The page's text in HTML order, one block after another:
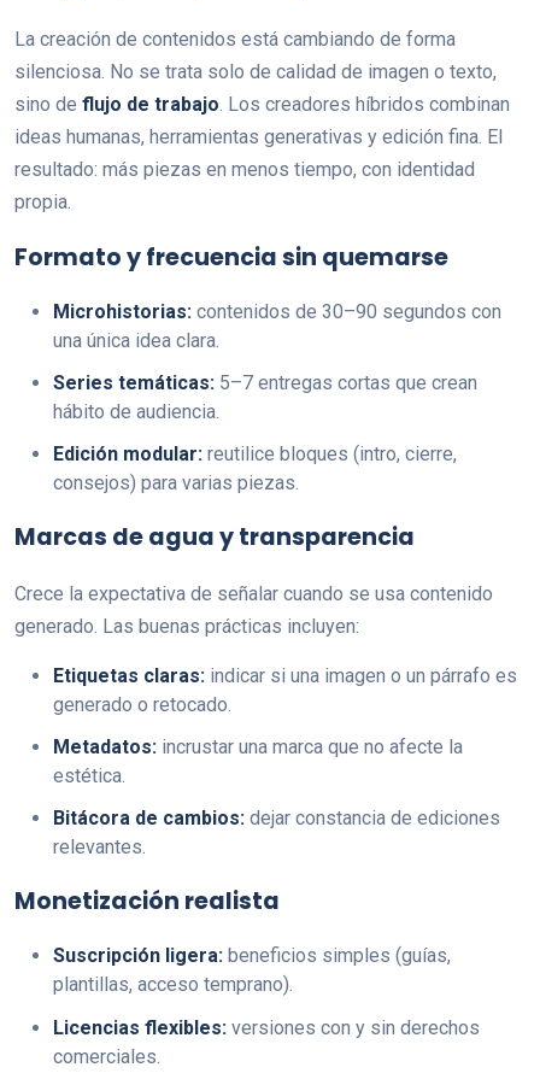
La creación de contenidos está cambiando de forma
silenciosa. No se trata solo de calidad de imagen o texto,
sino de flujo de trabajo . Los creadores híbridos combinan
ideas humanas, herramientas generativas y edición fina. El
resultado: más piezas en menos tiempo, con identidad
propia.
Formato y frecuencia sin quemarse
Microhistorias: contenidos de 30–90 segundos con
una única idea clara.
Series temáticas: 5–7 entregas cortas que crean
hábito de audiencia.
Edición modular: reutilice bloques (intro, cierre,
consejos) para varias piezas.
Marcas de agua y transparencia
Crece la expectativa de señalar cuando se usa contenido
generado. Las buenas prácticas incluyen:
Etiquetas claras: indicar si una imagen o un párrafo es
generado o retocado.
Metadatos: incrustar una marca que no afecte la
estética.
Bitácora de cambios: dejar constancia de ediciones
relevantes.
Monetización realista
Suscripción ligera: beneficios simples (guías,
plantillas, acceso temprano).
Licencias flexibles: versiones con y sin derechos
comerciales.